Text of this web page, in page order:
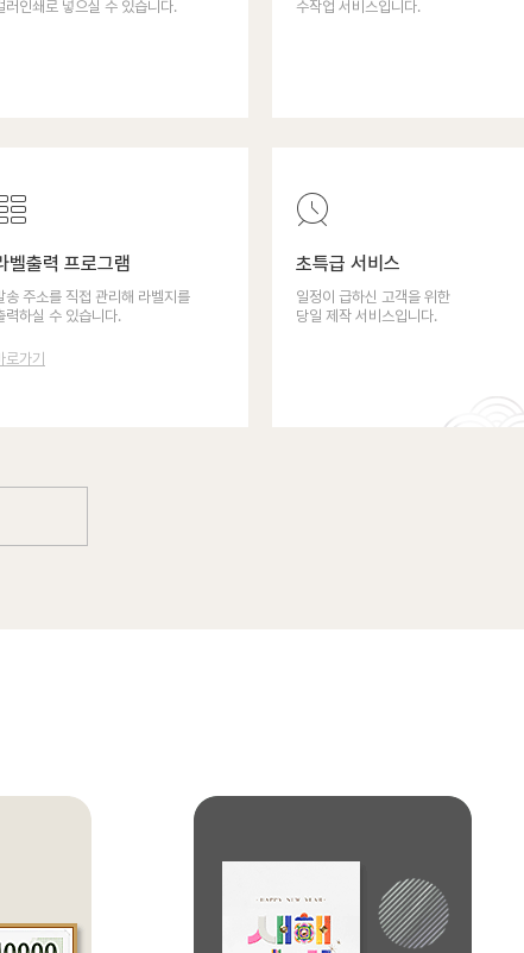
러인쇄로 넣으실 수 있습니다.
수작업 서비스입니다.
벨출력 프로그램
송 주소를 직접 관리해 라벨지를
력하실 수 있습니다.
로가기
초특급 서비스
일정이 급하신 고객을 위한
당일 제작 서비스입니다.